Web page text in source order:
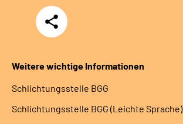
Teilen
Weitere wichtige Informationen
Schlich­tungs­stel­le BGG
Schlich­tungs­stel­le BGG (Leichte Sprache)